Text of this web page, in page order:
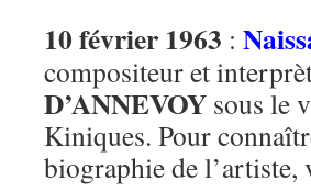
10 février 1963 :
compositeur et
D’ANNEVOY sous le
Kiniques. Pour
biographie de l’artiste,